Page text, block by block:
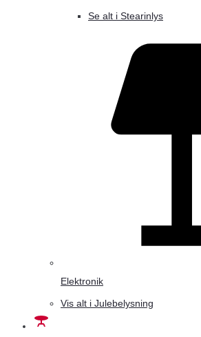
Se alt i Stearinlys
Elektronik
Vis alt i Julebelysning